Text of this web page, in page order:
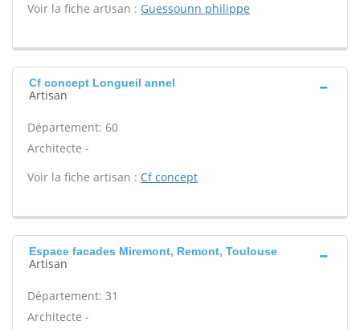
Voir la fiche artisan : Guessounn philippe
Cf concept Longueil annel
Artisan
Département: 60
Architecte -
Voir la fiche artisan : Cf concept
Espace facades Miremont, Remont, Toulouse
Artisan
Département: 31
Architecte -